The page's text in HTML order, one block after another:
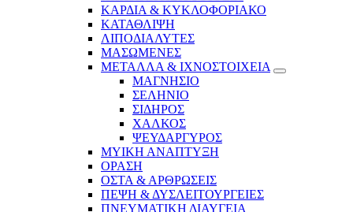
ΚΑΡΔΙΑ & ΚΥΚΛΟΦΟΡΙΑΚΟ
ΚΑΤΑΘΛΙΨΗ
ΛΙΠΟΔΙΑΛΥΤΕΣ
ΜΑΣΩΜΕΝΕΣ
ΜΕΤΑΛΛΑ & ΙΧΝΟΣΤΟΙΧΕΙΑ
ΜΑΓΝΗΣΙΟ
ΣΕΛΗΝΙΟ
ΣΙΔΗΡΟΣ
ΧΑΛΚΟΣ
ΨΕΥΔΑΡΓΥΡΟΣ
ΜΥΙΚΗ ΑΝΑΠΤΥΞΗ
ΟΡΑΣΗ
ΟΣΤΑ & ΑΡΘΡΩΣΕΙΣ
ΠΕΨΗ & ΔΥΣΛΕΙΤΟΥΡΓΕΙΕΣ
ΠΝΕΥΜΑΤΙΚΗ ΔΙΑΥΓΕΙΑ